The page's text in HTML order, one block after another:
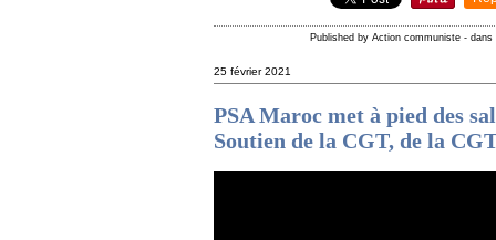
Published by Action communiste - dans
25 février 2021
PSA Maroc met à pied des
Soutien de la CGT, de la